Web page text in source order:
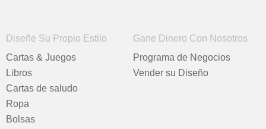
Diseñe Su Propio Estilo
Cartas & Juegos
Libros
Cartas de saludo
Ropa
Bolsas
Gane Dinero Con Nosotros
Programa de Negocios
Vender su Diseño